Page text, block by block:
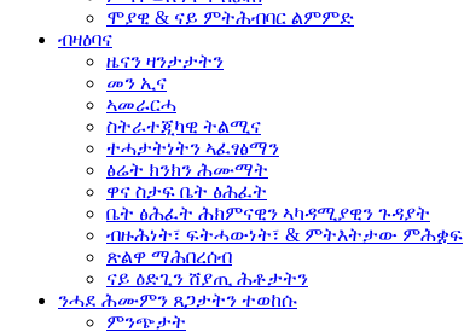
ሞያዊ & ናይ ምትሕብባር ልምምድ
ብዛዕባና
ዜናን ዛንታታትን
መን ኢና
ኣመራርሓ
ስትራተጂካዊ ትልሚና
ተሓታትነትን ኣፈፃፅማን
ፅሬት ክንክን ሕሙማት
ዋና ስታፍ ቤት ፅሕፈት
ቤት ፅሕፈት ሕክምናዊን ኣካዳሚያዊን ጉዳያት
ብዙሕነት፣ ፍትሓውነት፣ & ምትእትታው ምሕቋፍ
ጽልዋ ማሕበረሰብ
ናይ ዕድጊን ሸያጢ ሕቶታትን
ንሓደ ሕሙምን ጸጋታትን ተወከሱ
ምንጭታት